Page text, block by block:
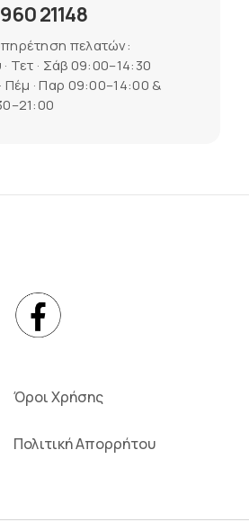
21148
πελατών:
Τετ · Σάβ 09:00–14:30
Πέμ · Παρ 09:00–14:00 &
Όροι Χρήσης
Πολιτική Απορρήτου